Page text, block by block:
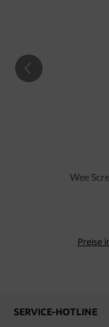
Wee
Preise
SERVICE-HOTLINE